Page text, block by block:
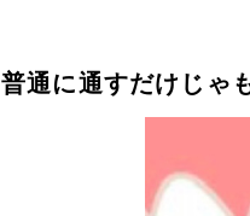
普通に通すだけじゃ